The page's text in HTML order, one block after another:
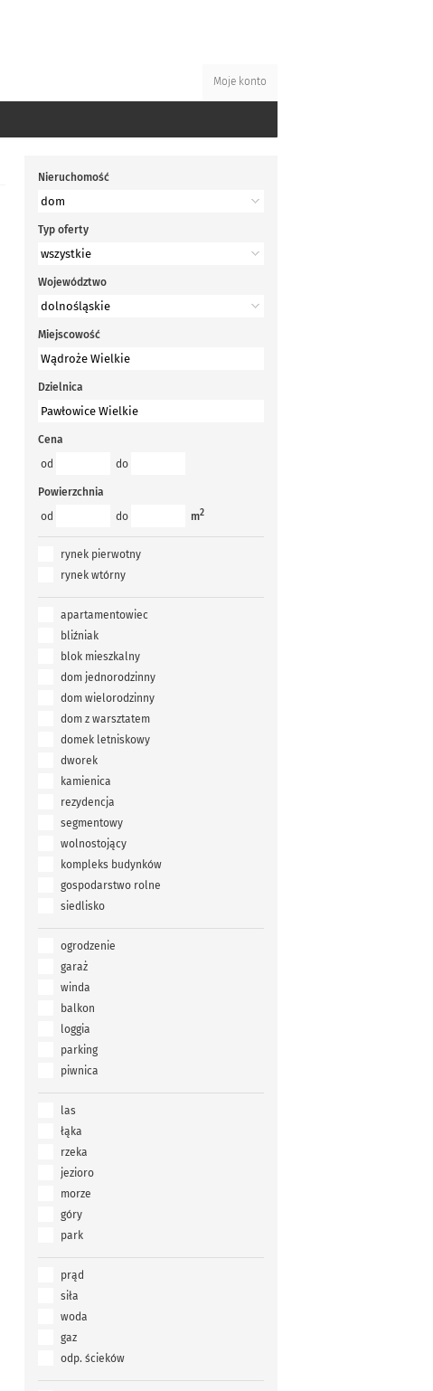
Moje konto
Nieruchomość
Typ oferty
Województwo
Miejscowość
Dzielnica
Cena
od
do
Powierzchnia
od
do m2
rynek pierwotny
rynek wtórny
apartamentowiec
bliźniak
blok mieszkalny
dom jednorodzinny
dom wielorodzinny
dom z warsztatem
domek letniskowy
dworek
kamienica
rezydencja
segmentowy
wolnostojący
kompleks budynków
gospodarstwo rolne
siedlisko
ogrodzenie
garaż
winda
balkon
loggia
parking
piwnica
las
łąka
rzeka
jezioro
morze
góry
park
prąd
siła
woda
gaz
odp. ścieków